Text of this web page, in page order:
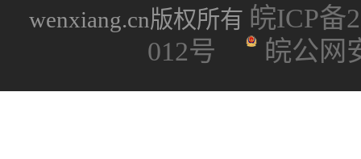
wenxiang.cn版权所有 皖ICP备
012号
皖公网